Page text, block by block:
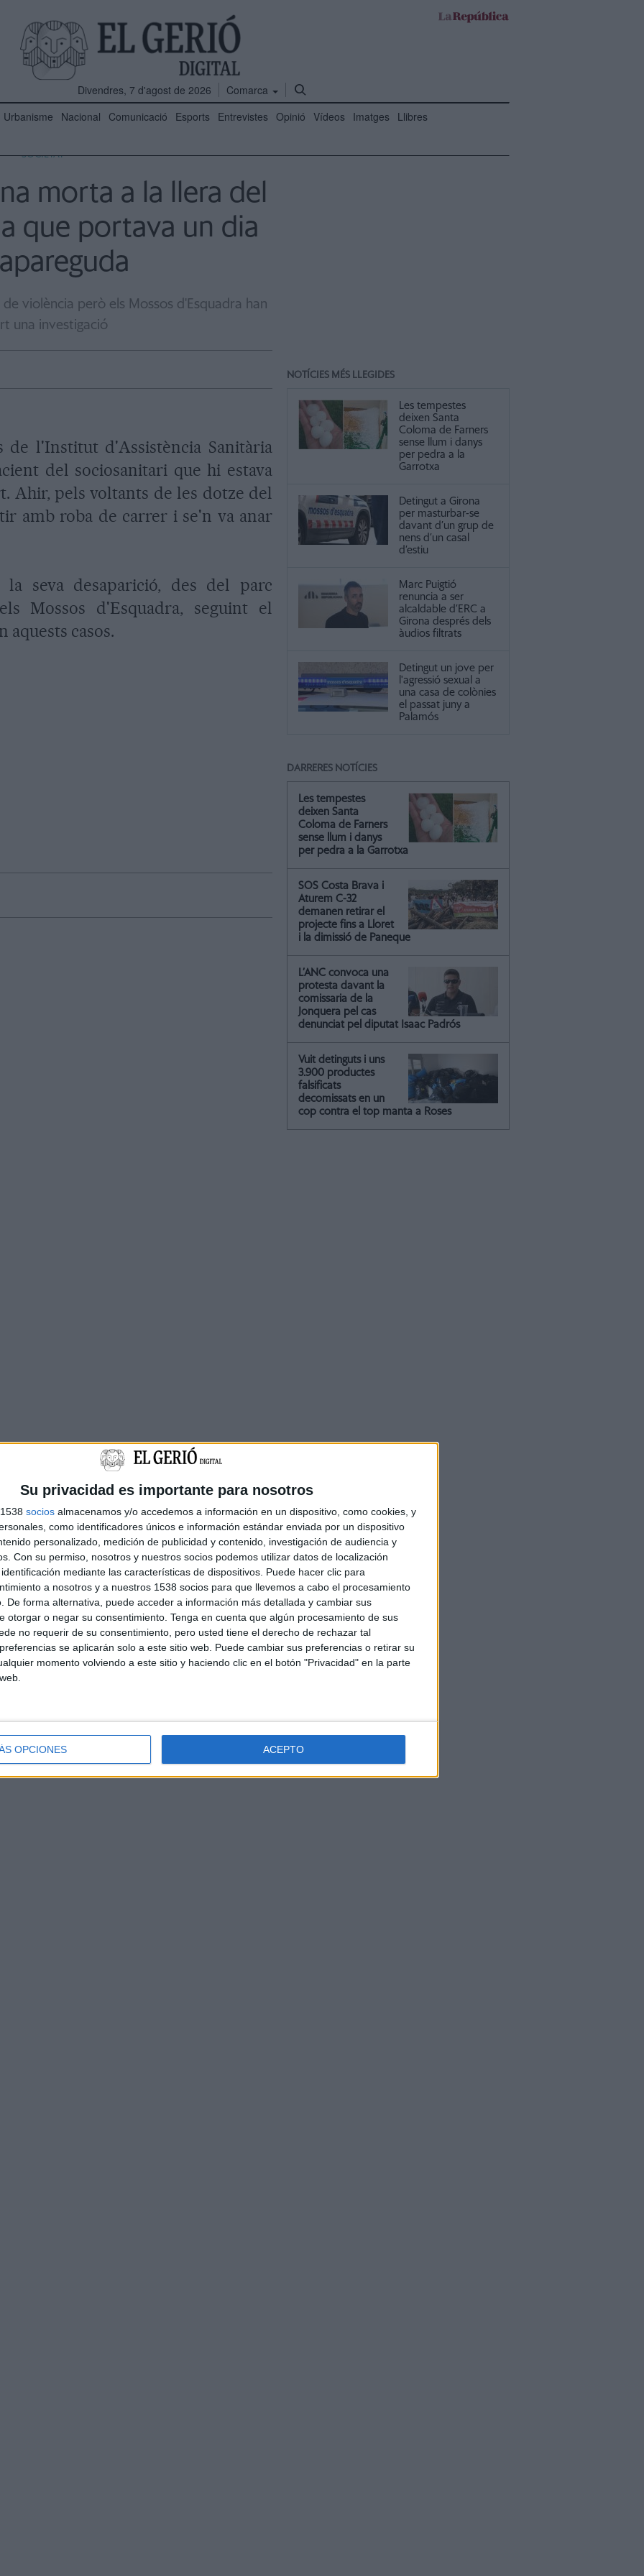
Su privacidad es importante para nosotros
socios almacenamos y/o accedemos a información en un dispositivo, como cookies, y
como identificadores únicos e información estándar enviada por un dispositivo
personalizado, medición de publicidad y contenido, investigación de audiencia y
Con su permiso, nosotros y nuestros socios podemos utilizar datos de localización
mediante las características de dispositivos. Puede hacer clic para
a nosotros y a nuestros 1538 socios para que llevemos a cabo el procesamiento
De forma alternativa, puede acceder a información más detallada y cambiar sus
otorgar o negar su consentimiento. Tenga en cuenta que algún procesamiento de sus
no requerir de su consentimiento, pero usted tiene el derecho de rechazar tal
se aplicarán solo a este sitio web. Puede cambiar sus preferencias o retirar su
momento volviendo a este sitio y haciendo clic en el botón "Privacidad" en la parte
OPCIONES ACEPTO
Divendres, 7 d'agost de 2026
Comarca
Urbanisme Nacional Comunicació Esports Entrevistes Opinió Vídeos Imatges Llibres
SOCIETAT
morta a la llera del
que portava un dia
violència però els Mossos d'Esquadra han
una investigació
de l'Institut d'Assistència Sanitària
del sociosanitari que hi estava
Ahir, pels voltants de les dotze del
amb roba de carrer i se'n va anar
la seva desaparició, des del parc
Mossos d'Esquadra, seguint el
casos.
NOTÍCIES MÉS LLEGIDES
Les tempestes
deixen Santa
Coloma de Farners
sense llum i danys
per pedra a la
Garrotxa
Detingut a Girona
per masturbar-se
davant d’un grup de
nens d’un casal
d’estiu
Marc Puigtió
renuncia a ser
alcaldable d’ERC a
Girona després dels
àudios filtrats
Detingut un jove per
l'agressió sexual a
una casa de colònies
el passat juny a
Palamós
DARRERES NOTÍCIES
Les tempestes
deixen Santa
Coloma de Farners
sense llum i danys
per pedra a la Garrotxa
SOS Costa Brava i
Aturem C-32
demanen retirar el
projecte fins a Lloret
i la dimissió de Paneque
L’ANC convoca una
protesta davant la
comissaria de la
Jonquera pel cas
denunciat pel diputat Isaac Padrós
Vuit detinguts i uns
3.900 productes
falsificats
decomissats en un
cop contra el top manta a Roses